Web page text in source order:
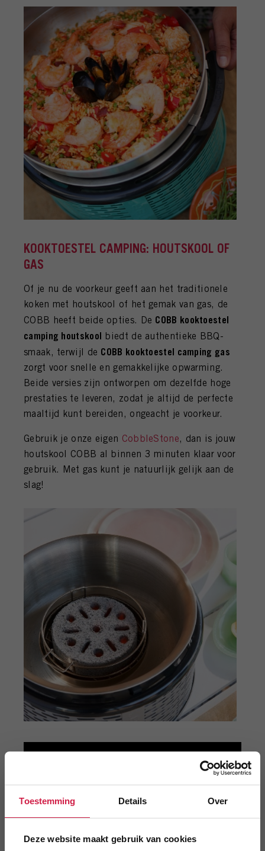
Toestemming Details Over
Deze website maakt gebruik van cookies
KOOKTOESTEL CAMPING: HOUTSKOOL OF
GAS
Of je nu de voorkeur geeft aan het traditionele
koken met houtskool of het gemak van gas, de
COBB heeft beide opties. De COBB kooktoestel
camping houtskool biedt de authentieke BBQ-
smaak, terwijl de COBB kooktoestel camping gas
zorgt voor snelle en gemakkelijke opwarming.
Beide versies zijn ontworpen om dezelfde hoge
prestaties te leveren, zodat je altijd de perfecte
maaltijd kunt bereiden, ongeacht je voorkeur.
Gebruik je onze eigen CobbleStone, dan is jouw
houtskool COBB al binnen 3 minuten klaar voor
gebruik. Met gas kunt je natuurlijk gelijk aan de
slag!